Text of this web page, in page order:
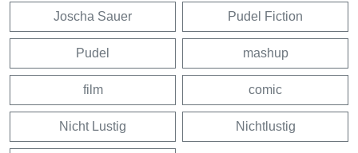
Joscha Sauer Pudel Fiction
Pudel mashup
film comic
Nicht Lustig Nichtlustig